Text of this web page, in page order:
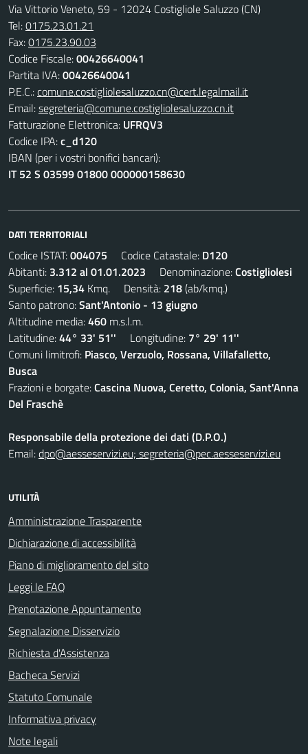
Via Vittorio Veneto, 59 - 12024 Costigliole Saluzzo (CN)
Tel:0175.23.01.21
Fax:0175.23.90.03
Codice Fiscale:00426640041
Partita IVA:00426640041
P.E.C.:comune.costigliolesaluzzo.cn@cert.legalmail.it
Email:segreteria@comune.costigliolesaluzzo.cn.it
Fatturazione Elettronica: UFRQV3
Codice IPA:c_d120
IBAN (per i vostri bonifici bancari):
IT 52 S 03599 01800 000000158630
DATI TERRITORIALI
Codice ISTAT:004075 Codice Catastale: D120
Abitanti: 3.312 al 01.01.2023 Denominazione:Costigliolesi
Superficie: 15,34 Kmq. Densità: 218(ab/kmq.)
Santo patrono:Sant'Antonio - 13 giugno
Altitudine media:460 m.s.l.m.
Latitudine:44° 33' 51'' Longitudine: 7° 29' 11''
Comuni limitrofi: Piasco, Verzuolo, Rossana, Villafalletto,
Busca
Frazioni e borgate:Cascina Nuova, Ceretto, Colonia, Sant'Anna
Del Fraschè
Responsabile della protezione dei dati (D.P.O.)
Email:dpo@aesseservizi.eu; segreteria@pec.aesseservizi.eu
UTILITÀ
Amministrazione Trasparente
Dichiarazione di accessibilità
Piano di miglioramento del sito
Leggi le FAQ
Prenotazione Appuntamento
Segnalazione Disservizio
Richiesta d'Assistenza
Bacheca Servizi
Statuto Comunale
Informativa privacy
Note legali